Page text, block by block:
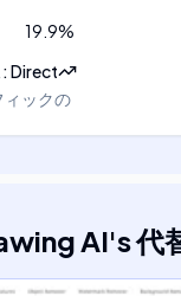
19.9%
:Direct
ィックの
AI's代